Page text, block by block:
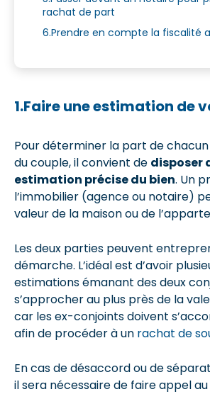
rachat de part
6.Prendre en compte la fiscalité
1.Faire une estimation de
Pour déterminer la part de
du couple, il convient de disposer
estimation précise du bien. Un
l’immobilier (agence ou notaire)
valeur de la maison ou de
Les deux parties peuvent
démarche. L’idéal est d’avoir
estimations émanant des deux
s’approcher au plus près de la
car les ex-conjoints doivent
afin de procéder à un rachat de
En cas de désaccord ou de
il sera nécessaire de faire appel